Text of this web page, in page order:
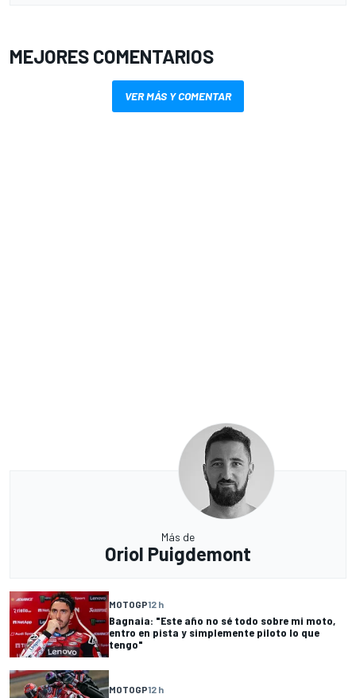
MEJORES COMENTARIOS
VER MÁS Y COMENTAR
Más de
Oriol Puigdemont
MOTOGP12 h
Bagnaia: "Este año no sé todo sobre mi moto,
entro en pista y simplemente piloto lo que
tengo"
MOTOGP12 h